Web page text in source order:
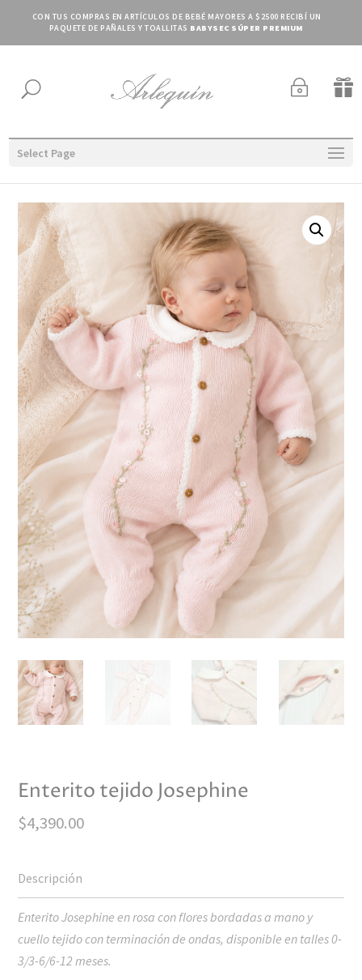
CON TUS COMPRAS EN ARTÍCULOS DE BEBÉ MAYORES A $2500 RECIBÍ UN
PAQUETE DE PAÑALES Y TOALLITAS BABYSEC SÚPER PREMIUM
U ~ 
Select Page
Enterito tejido Josephine
$4,390.00
Enterito Josephine en rosa con flores bordadas a mano y
cuello tejido con terminación de ondas, disponible en talles 0-
3/3-6/6-12 meses.